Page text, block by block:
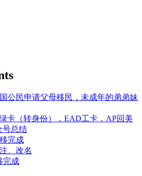
公民申请父母移民，未成年的弟弟妹
卡（转身份），EAD工卡，AP回美
号总结
完成
、改名
完成